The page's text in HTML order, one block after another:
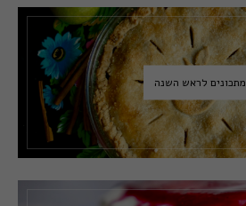
מתכונים לראש השנה